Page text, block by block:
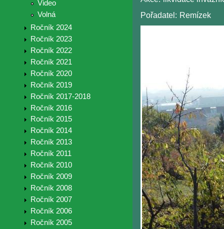
Video
Volná
Ročník 2024
Ročník 2023
Ročník 2022
Ročník 2021
Ročník 2020
Ročník 2019
Ročník 2017-2018
Ročník 2016
Ročník 2015
Ročník 2014
Ročník 2013
Ročník 2011
Ročník 2010
Ročník 2009
Ročník 2008
Ročník 2007
Ročník 2006
Ročník 2005
Pořadatel: Remízek